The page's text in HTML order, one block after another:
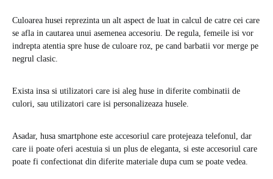
Culoarea husei reprezinta un alt aspect de luat in calcul de catre cei care
se afla in cautarea unui asemenea accesoriu. De regula, femeile isi vor
indrepta atentia spre huse de culoare roz, pe cand barbatii vor merge pe
negrul clasic.
Exista insa si utilizatori care isi aleg huse in diferite combinatii de
culori, sau utilizatori care isi personalizeaza husele.
Asadar, husa smartphone este accesoriul care protejeaza telefonul, dar
care ii poate oferi acestuia si un plus de eleganta, si este accesoriul care
poate fi confectionat din diferite materiale dupa cum se poate vedea.